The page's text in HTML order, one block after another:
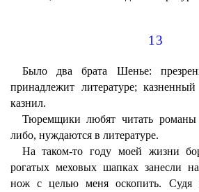
13
Было два брата Шенье:
принадлежит литературе;
казнил.
Тюремщики любят читать
либо, нуждаются в литературе.
На таком-то году моей жизни
рогатых меховых шапках занесли
нож с целью меня оскопить. Судя